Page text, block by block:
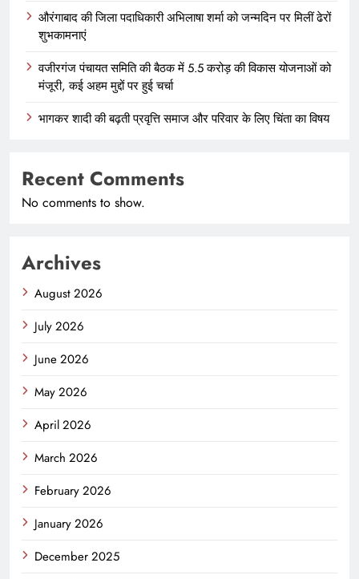
औरंगाबाद की जिला पदाधिकारी अभिलाषा शर्मा को जन्मदिन पर मिलीं ढेरों
शुभकामनाएं
वजीरगंज पंचायत समिति की बैठक में 5.5 करोड़ की विकास योजनाओं को
मंजूरी, कई अहम मुद्दों पर हुई चर्चा
भागकर शादी की बढ़ती प्रवृत्ति समाज और परिवार के लिए चिंता का विषय
Recent Comments
No comments to show.
Archives
August 2026
July 2026
June 2026
May 2026
April 2026
March 2026
February 2026
January 2026
December 2025